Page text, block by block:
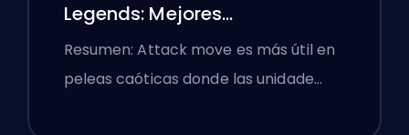
Legends: Mejores
Configuraciones
Resumen: Attack move es más útil en
peleas caóticas donde las unidade…